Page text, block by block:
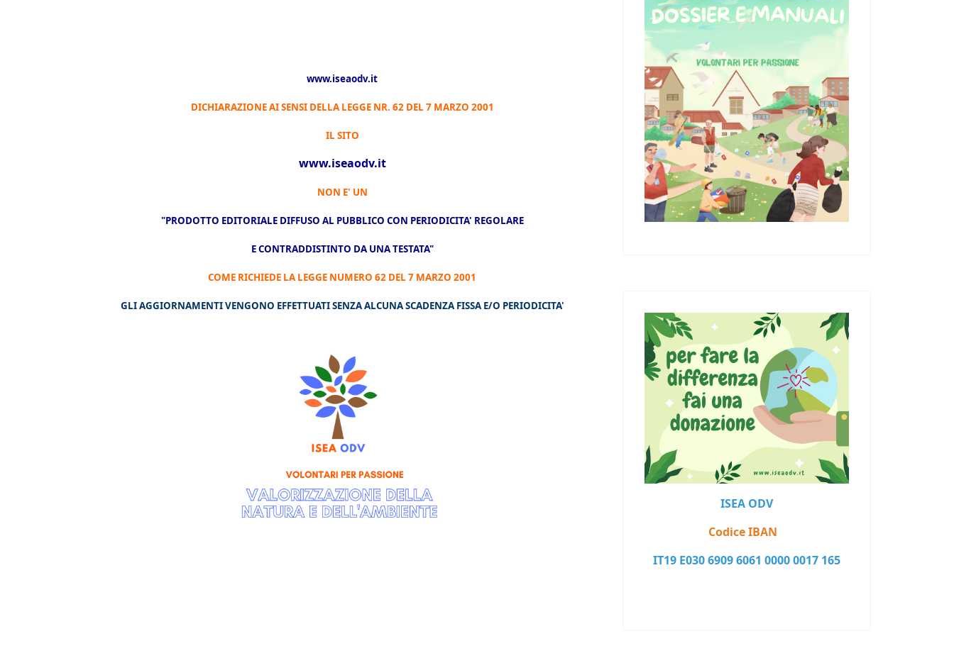
www.iseaodv.it
DICHIARAZIONE AI SENSI DELLA LEGGE NR. 62 DEL 7 MARZO 2001
IL SITO
www.iseaodv.it
NON E' UN
"PRODOTTO EDITORIALE DIFFUSO AL PUBBLICO CON PERIODICITA' REGOLARE
E CONTRADDISTINTO DA UNA TESTATA"
COME RICHIEDE LA LEGGE NUMERO 62 DEL 7 MARZO 2001
GLI AGGIORNAMENTI VENGONO EFFETTUATI SENZA ALCUNA SCADENZA FISSA E/O PERIODICITA'
ISEA ODV
Codice IBAN
IT19 E030 6909 6061 0000 0017 165